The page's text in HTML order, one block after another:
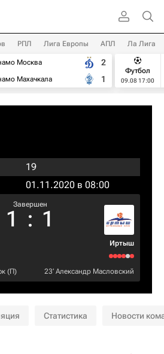
РПЛ Лига Европы АПЛ Ла Лига
Москва
Махачкала
2
1
Футбол
09.08 17:00
19
01.11.2020 в 08:00
Завершен
1 : 1
Иртыш
(П) 23‎’‎ Александр Масловский
Статистика Новости